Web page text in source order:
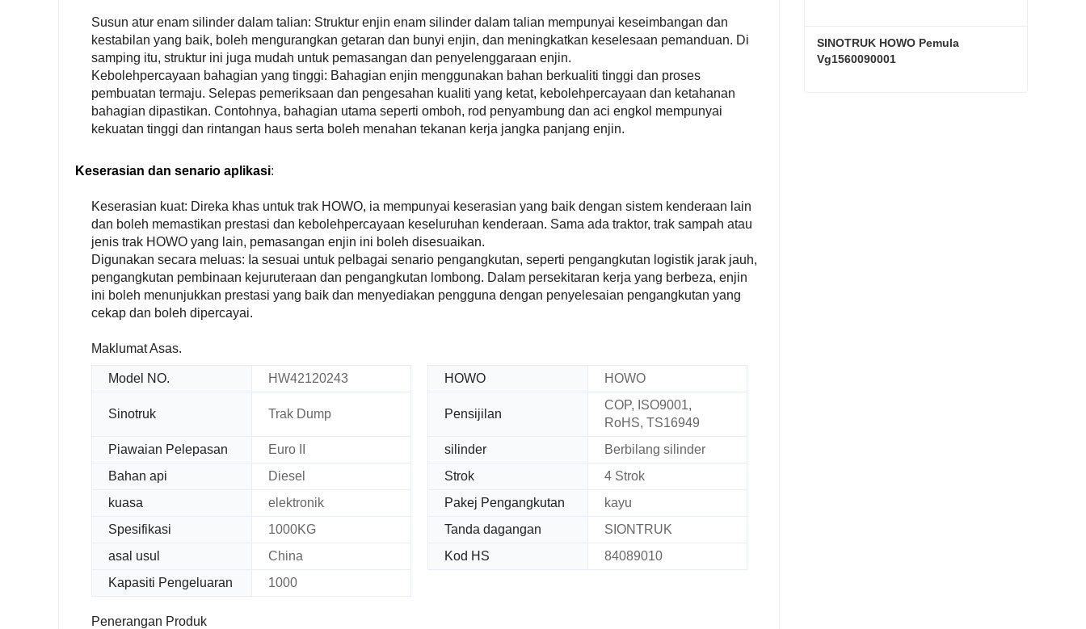
Susun atur enam silinder dalam talian: Struktur enjin enam silinder dalam talian mempunyai keseimbangan dan
kestabilan yang baik, boleh mengurangkan getaran dan bunyi enjin, dan meningkatkan keselesaan pemanduan. Di
samping itu, struktur ini juga mudah untuk pemasangan dan penyelenggaraan enjin.
Kebolehpercayaan bahagian yang tinggi: Bahagian enjin menggunakan bahan berkualiti tinggi dan proses
pembuatan termaju. Selepas pemeriksaan dan pengesahan kualiti yang ketat, kebolehpercayaan dan ketahanan
bahagian dipastikan. Contohnya, bahagian utama seperti omboh, rod penyambung dan aci engkol mempunyai
kekuatan tinggi dan rintangan haus serta boleh menahan tekanan kerja jangka panjang enjin.
Keserasian dan senario aplikasi:
Keserasian kuat: Direka khas untuk trak HOWO, ia mempunyai keserasian yang baik dengan sistem kenderaan lain
dan boleh memastikan prestasi dan kebolehpercayaan keseluruhan kenderaan. Sama ada traktor, trak sampah atau
jenis trak HOWO yang lain, pemasangan enjin ini boleh disesuaikan.
Digunakan secara meluas: Ia sesuai untuk pelbagai senario pengangkutan, seperti pengangkutan logistik jarak jauh,
pengangkutan pembinaan kejuruteraan dan pengangkutan lombong. Dalam persekitaran kerja yang berbeza, enjin
ini boleh menunjukkan prestasi yang baik dan menyediakan pengguna dengan penyelesaian pengangkutan yang
cekap dan boleh dipercayai.
Maklumat Asas.
Model NO. HW42120243 HOWO HOWO
Sinotruk Trak Dump Pensijilan
COP, ISO9001,
RoHS, TS16949
Piawaian Pelepasan
Euro II silinder
Berbilang silinder
Bahan api
Diesel Strok
4 Strok
kuasa
elektronik Pakej Pengangkutan
kayu
Spesifikasi
1000KG Tanda dagangan
SIONTRUK
asal usul
China Kod HS
84089010
Kapasiti Pengeluaran
1000
Penerangan Produk
SINOTRUK HOWO Pemula
Vg1560090001